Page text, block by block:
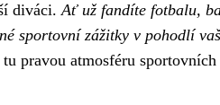
diváci.Ať už fandíte fotbalu,
sportovní zážitky v pohodlí
pravou atmosféru